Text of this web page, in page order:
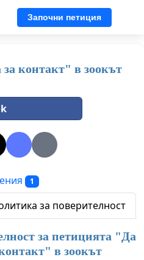
Започни петиция
за контакт" в зоокът
1
за поверителност
за петицията "Да
в зоокът